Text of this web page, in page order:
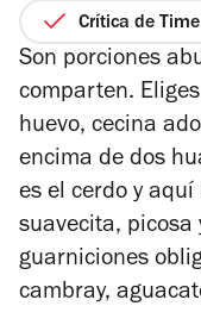
Crítica de
Son porciones
comparten.
huevo, cecina
encima de dos
es el cerdo y
suavecita, picosa
guarniciones
cambray,